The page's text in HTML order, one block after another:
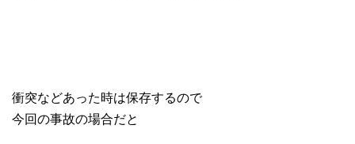
衝突などあった時は保存するので
今回の事故の場合だと